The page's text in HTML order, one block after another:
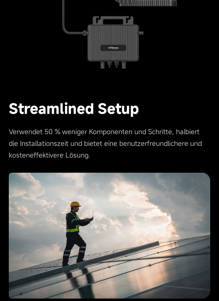
Streamlined Setup
Verwendet 50 % weniger Komponenten und Schritte, halbiert
die Installationszeit und bietet eine benutzerfreundlichere und
kosteneffektivere Lösung.